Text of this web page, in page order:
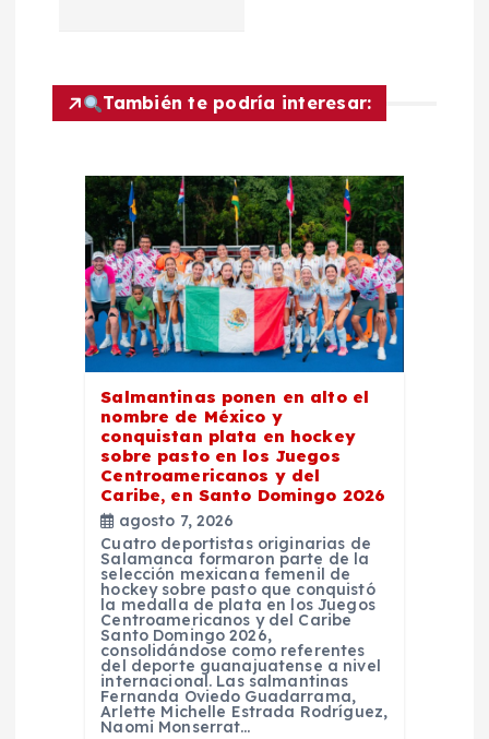
ó
También te podría interesar:
Salmantinas ponen en alto el
nombre de México y
conquistan plata en hockey
sobre pasto en los Juegos
Centroamericanos y del
Caribe, en Santo Domingo 2026
agosto 7, 2026
Cuatro deportistas originarias de
Salamanca formaron parte de la
selección mexicana femenil de
hockey sobre pasto que conquistó
la medalla de plata en los Juegos
Centroamericanos y del Caribe
Santo Domingo 2026,
consolidándose como referentes
del deporte guanajuatense a nivel
internacional. Las salmantinas
Fernanda Oviedo Guadarrama,
Arlette Michelle Estrada Rodríguez,
Naomi Monserrat…